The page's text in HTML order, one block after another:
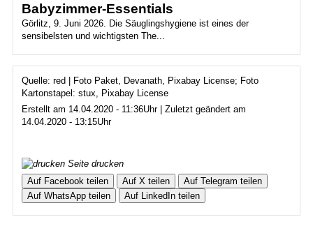
Babyzimmer‑Essentials
Görlitz, 9. Juni 2026. Die Säuglingshygiene ist eines der
sensibelsten und wichtigsten The...
Quelle: red | Foto Paket, Devanath, Pixabay License; Foto
Kartonstapel: stux, Pixabay License
Erstellt am 14.04.2020 - 11:36Uhr | Zuletzt geändert am
14.04.2020 - 13:15Uhr
Seite drucken
Auf Facebook teilen
Auf X teilen
Auf Telegram teilen
Auf WhatsApp teilen
Auf LinkedIn teilen